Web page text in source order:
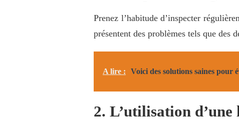
Prenez l’habitude d’inspecter
présentent des problèmes tels que des
A lire : Voici des solutions saines pour
2. L’utilisation